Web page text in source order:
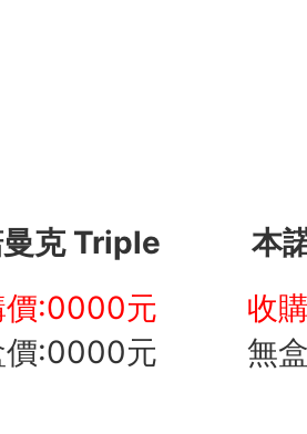
克 Triple
本
價:0000元
價:0000元
收
無